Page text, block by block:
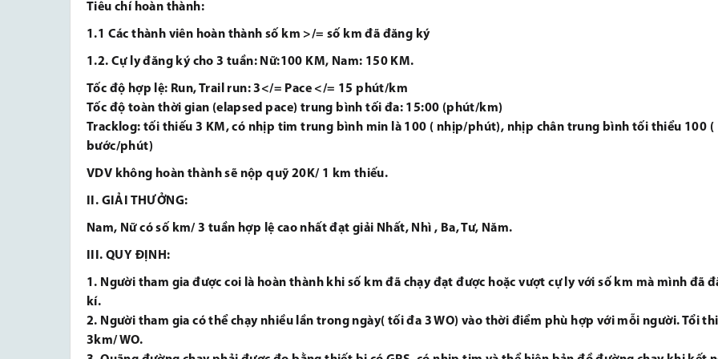
Tiêu chí hoàn thành:
1.1 Các thành viên hoàn thành số km >/= số km đã đăng ký
1.2. Cự ly đăng ký cho 3 tuần: Nữ:100 KM, Nam: 150 KM.
Tốc độ hợp lệ: Run, Trail run: 3</= Pace </= 15 phút/km
Tốc độ toàn thời gian (elapsed pace) trung bình tối đa: 15:00 (phút/km)
Tracklog: tối thiếu 3 KM, có nhịp tim trung bình min là 100 ( nhịp/phút), nhịp chân trung bình tối thiểu 100 (
bước/phút)
VDV không hoàn thành sẽ nộp quỹ 20K/ 1 km thiếu.
II. GIẢI THƯỞNG:
Nam, Nữ có số km/ 3 tuần hợp lệ cao nhất đạt giải Nhất, Nhì , Ba, Tư, Năm.
III. QUY ĐỊNH:
1. Người tham gia được coi là hoàn thành khi số km đã chạy đạt được hoặc vượt cự ly với số km mà mình đã
kí.
2. Người tham gia có thể chạy nhiều lần trong ngày( tối đa 3 WO) vào thời điểm phù hợp với mỗi người. Tổi
3km/ WO.